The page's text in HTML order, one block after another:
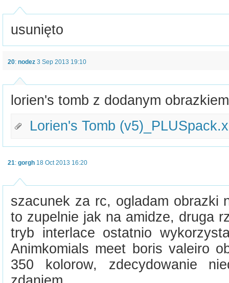
usunięto
20: nodez 3 Sep 2013 19:10
lorien's tomb z dodanym
Lorien's Tomb
21: gorgh 18 Oct 2013 16:20
szacunek za rc, ogladam obrazki
to zupelnie jak na amidze, druga
tryb interlace ostatnio
Animkomials meet boris valeiro
350 kolorow, zdecydowanie